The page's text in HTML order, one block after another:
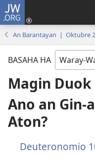
JW.ORG
An Barantayan | Oktubre
BASAHA HA
Magin Duok
Ano an Gin-
Aton?
Deuteronomio